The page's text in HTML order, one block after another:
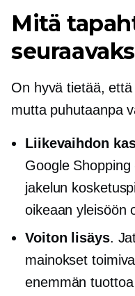
Mitä
On hyvä tietää,
mutta puhutaanpa
Liikevaihdon
Google
jakelun
oikeaan yleisöön
Voiton lisäys.
mainokset
enemmän